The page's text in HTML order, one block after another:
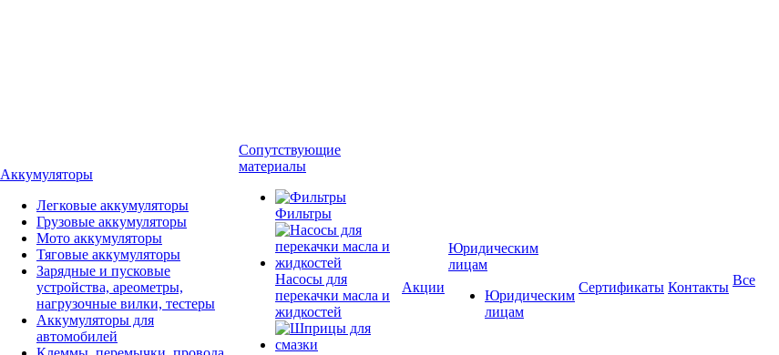
Аккумуляторы
Легковые аккумуляторы
Грузовые аккумуляторы
Мото аккумуляторы
Тяговые аккумуляторы
Зарядные и пусковые
устройства, ареометры,
нагрузочные вилки, тестеры
Аккумуляторы для
автомобилей
Сопутствующие
материалы
Фильтры
Насосы для
перекачки масла и
жидкостей
Акции
Юридическим
лицам
Юридическим
лицам
Сертификаты Контакты Все